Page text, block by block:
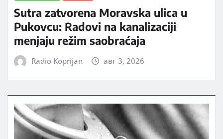
Sutra zatvorena Moravska ulica u
Pukovcu: Radovi na kanalizaciji
menjaju režim saobraćaja
Radio Koprijan авг 3, 2026